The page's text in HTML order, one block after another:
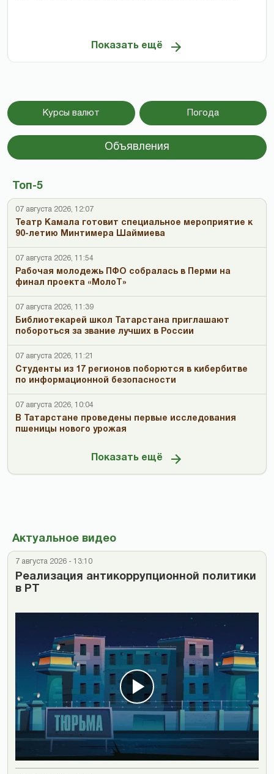
Показать ещё
Курсы валют Погода
Объявления
Топ-5
07 августа 2026, 12:07
Театр Камала готовит специальное мероприятие к
90-летию Минтимера Шаймиева
07 августа 2026, 11:54
Рабочая молодежь ПФО собралась в Перми на
финал проекта «МолоТ»
07 августа 2026, 11:39
Библиотекарей школ Татарстана приглашают
побороться за звание лучших в России
07 августа 2026, 11:21
Студенты из 17 регионов поборются в кибербитве
по информационной безопасности
07 августа 2026, 10:04
В Татарстане проведены первые исследования
пшеницы нового урожая
Показать ещё
Актуальное видео
7 августа 2026 - 13:10
Реализация антикоррупционной политики
в РТ